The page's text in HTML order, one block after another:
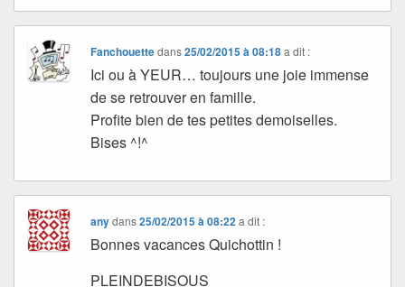
Fanchouettedans25/02/2015 à 08:18 a dit :
Ici ou à YEUR… toujours une joie immense
de se retrouver en famille.
Profite bien de tes petites demoiselles.
Bises ^!^
anydans25/02/2015 à 08:22 a dit :
Bonnes vacances Quichottin !
PLEINDEBISOUS